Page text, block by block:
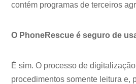
contém programas de terceiros
O PhoneRescue é seguro de
É sim. O processo de
procedimentos somente leitura e,